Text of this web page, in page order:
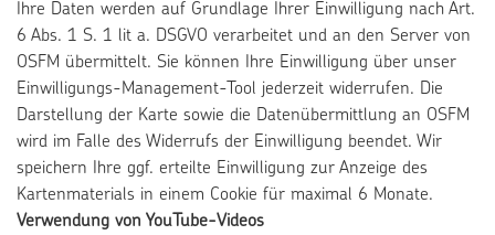
Ihre Daten werden auf Grundlage Ihrer Einwilligung nach Art.
6 Abs. 1 S. 1 lit a. DSGVO verarbeitet und an den Server von
OSFM übermittelt. Sie können Ihre Einwilligung über unser
Einwilligungs-Management-Tool jederzeit widerrufen. Die
Darstellung der Karte sowie die Datenübermittlung an OSFM
wird im Falle des Widerrufs der Einwilligung beendet. Wir
speichern Ihre ggf. erteilte Einwilligung zur Anzeige des
Kartenmaterials in einem Cookie für maximal 6 Monate.
Verwendung von YouTube-Videos